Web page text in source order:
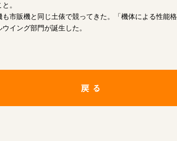
。
市販機と同じ土俵で競ってきた。「機体による性能
イング部門が誕生した。